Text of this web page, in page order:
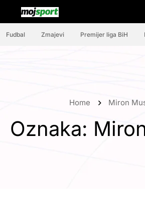
Fudbal Zmajevi Premijer liga BiH
Home Miron
Oznaka: